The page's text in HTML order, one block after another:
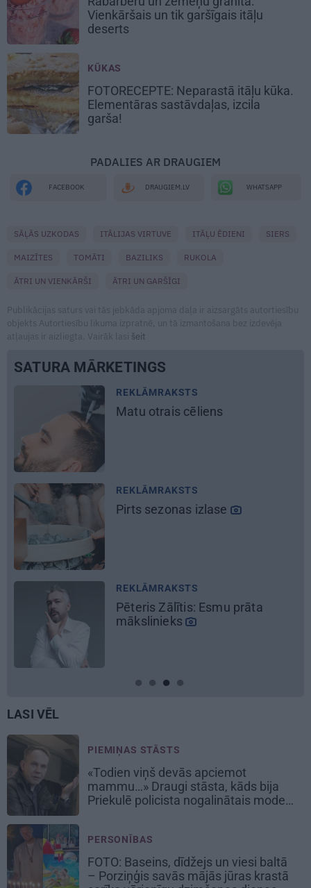
Vienkāršais un tik garšīgais itāļu
deserts
KŪKAS
FOTORECEPTE: Neparastā itāļu kūka.
Elementāras sastāvdaļas, izcila
garša!
PADALIES AR DRAUGIEM
FACEBOOK DRAUGIEM.LV WHATSAPP
SĀĻĀS UZKODAS ITĀLIJAS VIRTUVE ITĀĻU ĒDIENI SIERS
MAIZĪTES TOMĀTI BAZILIKS RUKOLA
ĀTRI UN VIENKĀRŠI ĀTRI UN GARŠĪGI
Publikācijas saturs vai tās jebkāda apjoma daļa ir aizsargāts autortiesību
objekts Autortiesību likuma izpratnē, un tā izmantošana bez izdevēja
atļaujas ir aizliegta. Vairāk lasi šeit
SATURA MĀRKETINGS
REKLĀMRAKSTS
Daugaviņš par mīlestību pret
LASI VĒL
PIEMIŅAS STĀSTS
«Todien viņš devās apciemot
mammu…» Draugi stāsta, kāds bija
Priekulē policista nogalinātais modes
PERSONĪBAS
FOTO: Baseins, dīdžejs un viesi baltā
– Porziņģis savās mājās jūras krastā